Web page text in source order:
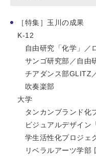
［特集］玉川の成果
K-12
自由研究「化学」／
サンゴ研究部／自由
チアダンス部GLITZ
吹奏楽部
大学
タンカンブランド化
ビジュアルデザイン
学生活性化プロジェ
リベラルアーツ学部